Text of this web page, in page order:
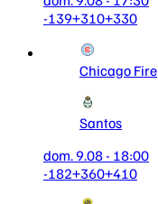
-139+310+330
Chicago Fire
Santos
dom. 9.08 - 18:00
-182+360+410